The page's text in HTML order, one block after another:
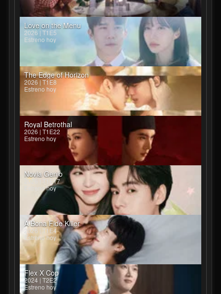
Love on the Menu
2026 | T1E5
Estreno hoy
The Edge of Horizon
2026 | T1E8
Estreno hoy
Royal Betrothal
2026 | T1E22
Estreno hoy
Novia Genio
2026 | T1E17
Estreno hoy
A Bona Fide Killer
2026 | T1E4
Estreno hoy
Flex X Cop
2024 | T2E2
Estreno hoy